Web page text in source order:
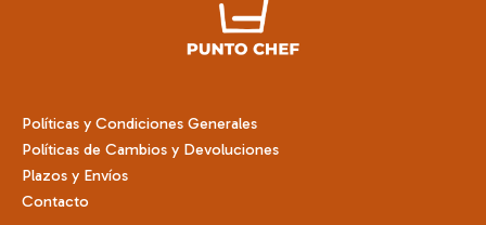
Políticas y Condiciones Generales
Políticas de Cambios y Devoluciones
Plazos y Envíos
Contacto